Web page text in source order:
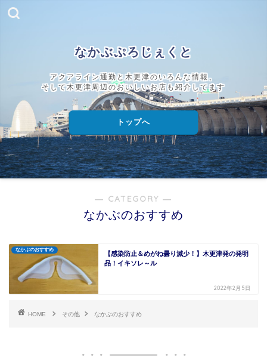
なかぶぷろじぇくと
アクアライン通勤と木更津のいろんな情報、
そして木更津周辺のおいしいお店も紹介してます
トップへ
― CATEGORY ―
なかぶのおすすめ
なかぶのおすすめ
【感染防止＆めがね曇り減少！】木更津発の発明
品！イキソレ～ル
2022年2月5日
HOME その他 なかぶのおすすめ